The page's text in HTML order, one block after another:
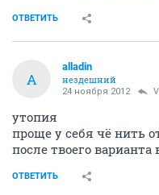
ОТВЕТИТЬ
A
alladin
нездешний
24 ноября 2012
утопия
проще у себя чё нить
после твоего варианта
ОТВЕТИТЬ